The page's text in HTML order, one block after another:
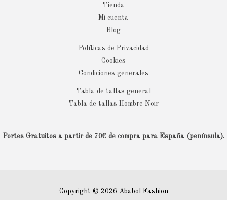
Tienda
Mi cuenta
Blog
Políticas de Privacidad
Cookies
Condiciones generales
Tabla de tallas general
Tabla de tallas Hombre Noir
Portes Gratuitos a partir de 70€ de compra para España (península).
Copyright © 2026 Ababol Fashion